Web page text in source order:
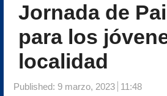
Jornada de
para los
localidad
Published: 9 marzo, 2023 11:48